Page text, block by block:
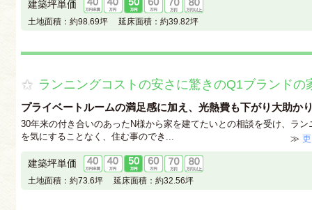
建築坪単価
土地面積： 約98.69坪 延床面積： 約39.82坪
ランニングコストの安さに驚きのQ1ブランドの
プライベートルームの満足感に加え、光熱費も下がり大助か
30年来の付き合いのあったN様から家を建てたいとの相談を受け、ラン
を気にすることなく、住む事のでき...
≫
建築坪単価
土地面積： 約73.6坪 延床面積： 約32.56坪